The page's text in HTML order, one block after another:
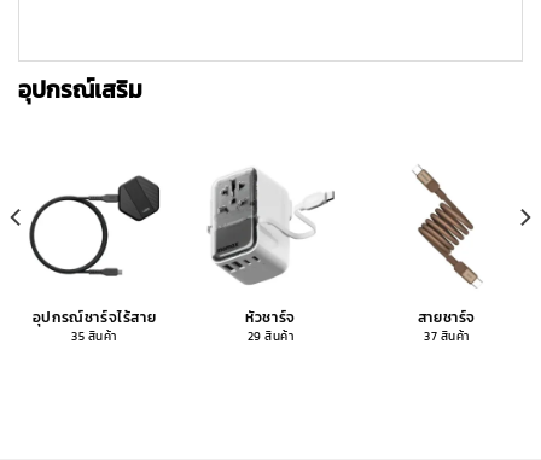
อุปกรณ์เสริม
อุปกรณ์ชาร์จไร้สาย
35 สินค้า
หัวชาร์จ
29 สินค้า
สายชาร์จ
37 สินค้า